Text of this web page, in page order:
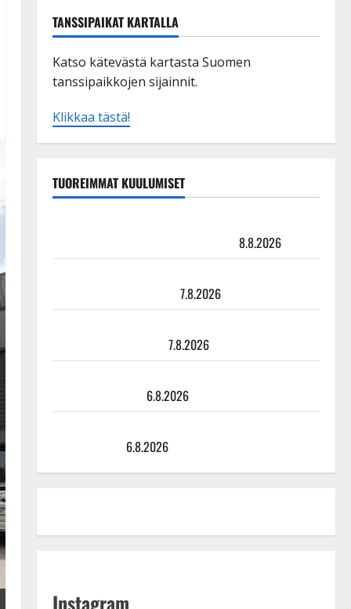
TANSSIPAIKAT KARTALLA
Katso kätevästä kartasta Suomen
tanssipaikkojen sijainnit.
Klikkaa tästä!
TUOREIMMAT KUULUMISET
8.8.2026
7.8.2026
7.8.2026
6.8.2026
6.8.2026
Instagram